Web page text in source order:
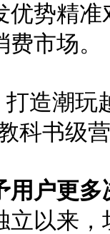
优势精
费市场。
用户更多
立以来